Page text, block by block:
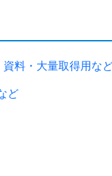
資料・大量取得用な
ど